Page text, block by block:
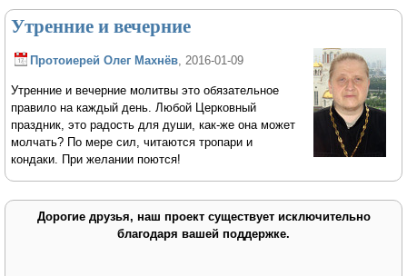
Утренние и вечерние
Протоиерей Олег Махнёв , 2016-01-09
Утренние и вечерние молитвы это обязательное
правило на каждый день. Любой Церковный
праздник, это радость для души, как-же она может
молчать? По мере сил, читаются тропари и
кондаки. При желании поются!
Дорогие друзья, наш проект существует исключительно
благодаря вашей поддержке.